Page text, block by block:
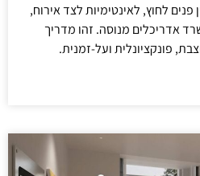
פנים לחוץ, לאינטימיות לצד אירוח,
אדריכלים מנוסה. זהו מדריך
פונקציונלית ועל-זמנית.